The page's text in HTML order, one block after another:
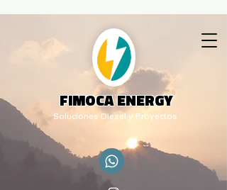
FIMOCA ENERGY
Soluciones Diesel y Proyectos